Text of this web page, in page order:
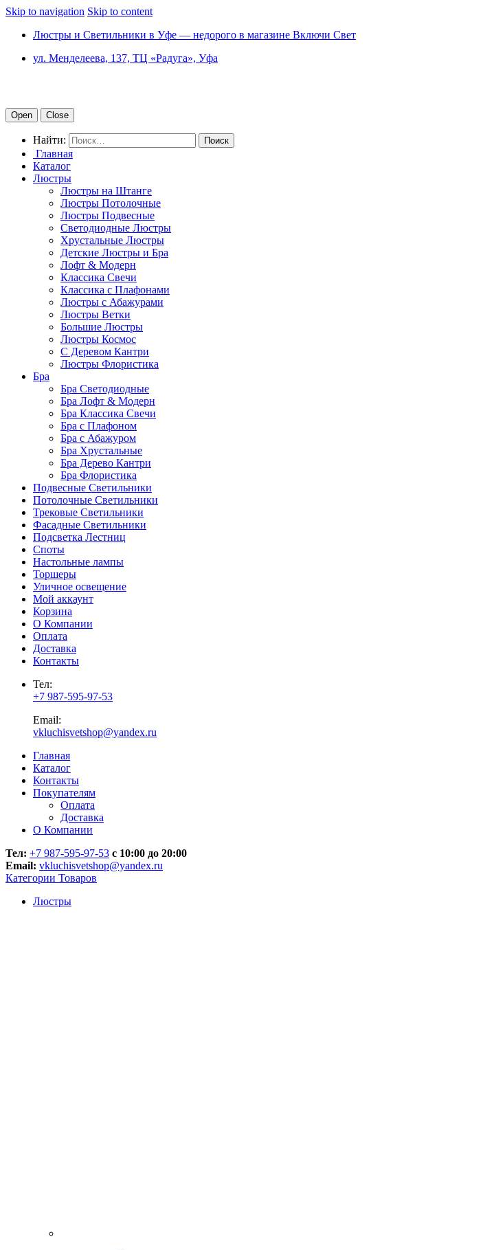
Skip to navigation Skip to content
Люстры и Светильники в Уфе — недорого в магазине Включи Свет
ул. Менделеева, 137, ТЦ «Радуга», Уфа
Open Close
Найти:
Главная
Каталог
Люстры
Люстры на Штанге
Люстры Потолочные
Люстры Подвесные
Светодиодные Люстры
Хрустальные Люстры
Детские Люстры и Бра
Лофт & Модерн
Классика Свечи
Классика с Плафонами
Люстры с Абажурами
Люстры Ветки
Большие Люстры
Люстры Космос
С Деревом Кантри
Люстры Флористика
Бра
Бра Светодиодные
Бра Лофт & Модерн
Бра Классика Свечи
Бра с Плафоном
Бра с Абажуром
Бра Хрустальные
Бра Дерево Кантри
Бра Флористика
Подвесные Светильники
Потолочные Светильники
Трековые Светильники
Фасадные Светильники
Подсветка Лестниц
Споты
Настольные лампы
Торшеры
Уличное освещение
Мой аккаунт
Корзина
О Компании
Оплата
Доставка
Контакты
Тел:
+7 987-595-97-53
Email:
vkluchisvetshop@yandex.ru
Главная
Каталог
Контакты
Покупателям
Оплата
Доставка
О Компании
Тел: +7 987-595-97-53 с 10:00 до 20:00
Email: vkluchisvetshop@yandex.ru
Категории Товаров
Люстры